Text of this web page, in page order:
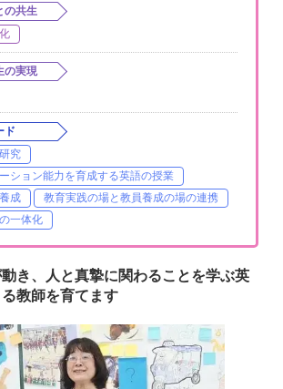
の共生
の実現
ド
究
ション能力を育成する英語の授業
成
教育実践の場と教員養成の場の連携
一体化
き、人と真摯に関わることを学ぶ英
教師を育てます